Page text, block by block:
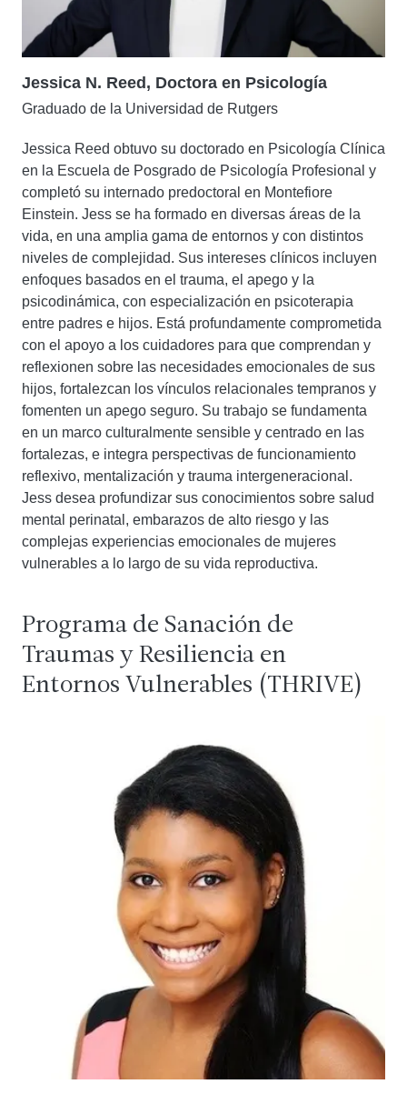
Jessica N. Reed, Doctora en Psicología
Graduado de la Universidad de Rutgers
Jessica Reed obtuvo su doctorado en Psicología Clínica
en la Escuela de Posgrado de Psicología Profesional y
completó su internado predoctoral en Montefiore
Einstein. Jess se ha formado en diversas áreas de la
vida, en una amplia gama de entornos y con distintos
niveles de complejidad. Sus intereses clínicos incluyen
enfoques basados ​​en el trauma, el apego y la
psicodinámica, con especialización en psicoterapia
entre padres e hijos. Está profundamente comprometida
con el apoyo a los cuidadores para que comprendan y
reflexionen sobre las necesidades emocionales de sus
hijos, fortalezcan los vínculos relacionales tempranos y
fomenten un apego seguro. Su trabajo se fundamenta
en un marco culturalmente sensible y centrado en las
fortalezas, e integra perspectivas de funcionamiento
reflexivo, mentalización y trauma intergeneracional.
Jess desea profundizar sus conocimientos sobre salud
mental perinatal, embarazos de alto riesgo y las
complejas experiencias emocionales de mujeres
vulnerables a lo largo de su vida reproductiva.
Programa de Sanación de
Traumas y Resiliencia en
Entornos Vulnerables (THRIVE)